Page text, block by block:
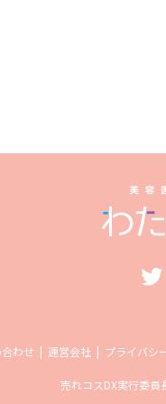
わせ 運営会社 プライバシ
売れコスDX実行委員